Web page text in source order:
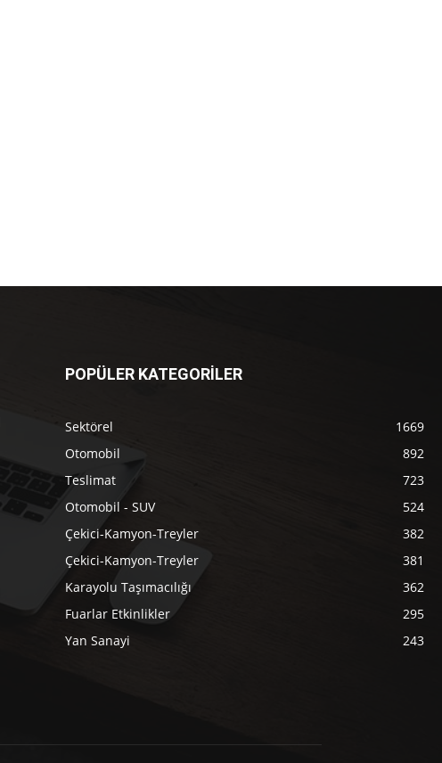
POPÜLER KATEGORİLER
Sektörel
1669
Otomobil
892
Teslimat
723
Otomobil - SUV
524
Çekici-Kamyon-Treyler
382
Çekici-Kamyon-Treyler
381
Karayolu Taşımacılığı
362
Fuarlar Etkinlikler
295
Yan Sanayi
243